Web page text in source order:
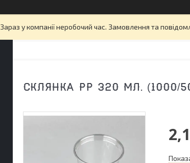
Зараз у компанії неробочий час. Замовлення та
СКЛЯНКА РР 320 МЛ. (1000/